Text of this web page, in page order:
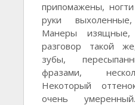
припомажены,
руки
Манеры изящные,
разговор такой
зубы,
фразами,
Некоторый
очень